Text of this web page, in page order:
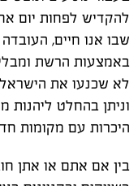
להקדיש לפחות יום
שבו אנו חיים,
באמצעות הרשת
לא שכנעו את
וניתן בהחלט
היכרות עם מקומות
בין אם אתם או אתן